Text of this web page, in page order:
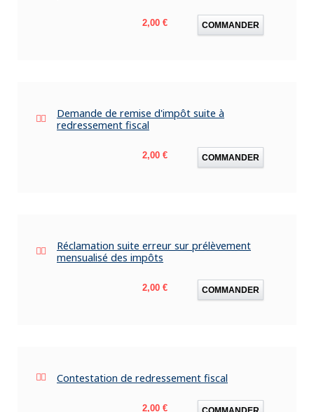
Prix
2,00 € COMMANDER
Demande de remise d'impôt suite à
redressement fiscal
Prix
2,00 € COMMANDER
Réclamation suite erreur sur prélèvement
mensualisé des impôts
Prix
2,00 € COMMANDER
Contestation de redressement fiscal
Prix
2,00 €